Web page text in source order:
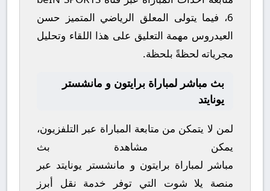
6، فيما يتولى المعلق الرياضي المتميز حسن
العيدروس مهمة التعليق على هذا اللقاء وتحليل
مجرياته لحظةً بلحظة.
بث مباشر لمباراة برايتون و مانشستر
يونايتد
لمن لا يتمكن من متابعة المباراة عبر التلفزيون،
يمكن مشاهدة بث
مباشر
لمباراة برايتون و مانشستر يونايتد عبر
منصة يلا شوت التي توفر خدمة نقل أبرز